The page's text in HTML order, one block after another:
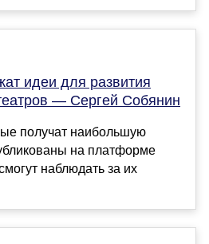
идеи для развития
— Сергей Собянин
получат наибольшую
на платформе
наблюдать за их